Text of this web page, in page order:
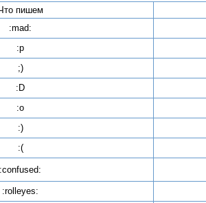
пишем
:mad:
:p
;)
:D
:o
:)
:(
:confused:
:rolleyes: